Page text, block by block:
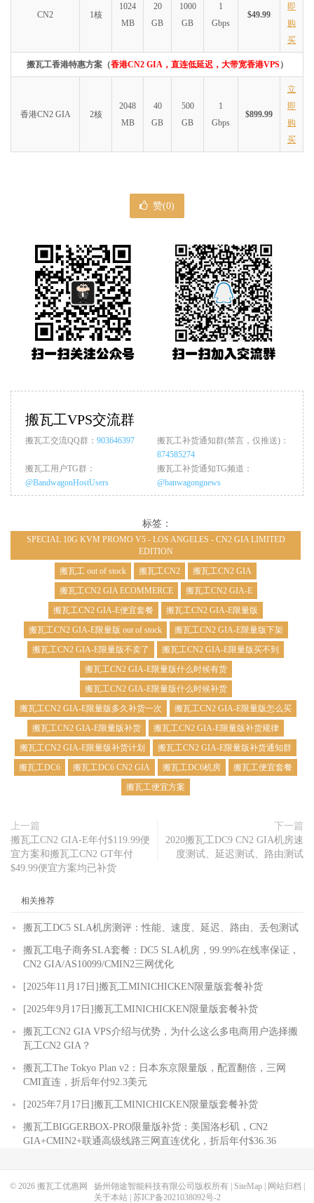
CN2 1核
1024
MB
20
GB
1000
GB
1
Gbps
$49.99
即
购
买
搬瓦工香港特惠方案（香港CN2 GIA，直连低延迟，大带宽香港VPS）
香港CN2 GIA 2核
2048
MB
40
GB
500
GB
1
Gbps
$899.99
立
即
购
买
赞(0)
搬瓦工VPS交流群
搬瓦工交流QQ群： 903646397
搬瓦工补货通知群(禁言，仅推送)：
874585274
搬瓦工用户TG群：
@BandwagonHostUsers
搬瓦工补货通知TG频道：
@banwagongnews
标签：
SPECIAL 10G KVM PROMO V5 - LOS ANGELES - CN2 GIA LIMITED
EDITION
搬瓦工 out of stock
搬瓦工CN2
搬瓦工CN2 GIA
搬瓦工CN2 GIA ECOMMERCE
搬瓦工CN2 GIA-E
搬瓦工CN2 GIA-E便宜套餐
搬瓦工CN2 GIA-E限量版
搬瓦工CN2 GIA-E限量版 out of stock
搬瓦工CN2 GIA-E限量版下架
搬瓦工CN2 GIA-E限量版不卖了
搬瓦工CN2 GIA-E限量版买不到
搬瓦工CN2 GIA-E限量版什么时候有货
搬瓦工CN2 GIA-E限量版什么时候补货
搬瓦工CN2 GIA-E限量版多久补货一次
搬瓦工CN2 GIA-E限量版怎么买
搬瓦工CN2 GIA-E限量版补货
搬瓦工CN2 GIA-E限量版补货规律
搬瓦工CN2 GIA-E限量版补货计划
搬瓦工CN2 GIA-E限量版补货通知群
搬瓦工DC6
搬瓦工DC6 CN2 GIA 搬瓦工DC6机房
搬瓦工便宜套餐
搬瓦工便宜方案
上一篇
搬瓦工CN2 GIA-E年付$119.99便
宜方案和搬瓦工CN2 GT年付
$49.99便宜方案均已补货
下一篇
2020搬瓦工DC9 CN2 GIA机房速
度测试、延迟测试、路由测试
相关推荐
搬瓦工DC5 SLA机房测评：性能、速度、延迟、路由、丢包测试
搬瓦工电子商务SLA套餐：DC5 SLA机房，99.99%在线率保证，
CN2 GIA/AS10099/CMIN2三网优化
[2025年11月17日]搬瓦工MINICHICKEN限量版套餐补货
[2025年9月17日]搬瓦工MINICHICKEN限量版套餐补货
搬瓦工CN2 GIA VPS介绍与优势，为什么这么多电商用户选择搬
瓦工CN2 GIA？
搬瓦工The Tokyo Plan v2：日本东京限量版，配置翻倍，三网
CMI直连，折后年付92.3美元
[2025年7月17日]搬瓦工MINICHICKEN限量版套餐补货
搬瓦工BIGGERBOX-PRO限量版补货：美国洛杉矶，CN2
GIA+CMIN2+联通高级线路三网直连优化，折后年付$36.36
© 2026 搬瓦工优惠网 扬州翎途智能科技有限公司版权所有 | SiteMap| 网站归档 |
关于本站| 苏ICP备2021038092号-2